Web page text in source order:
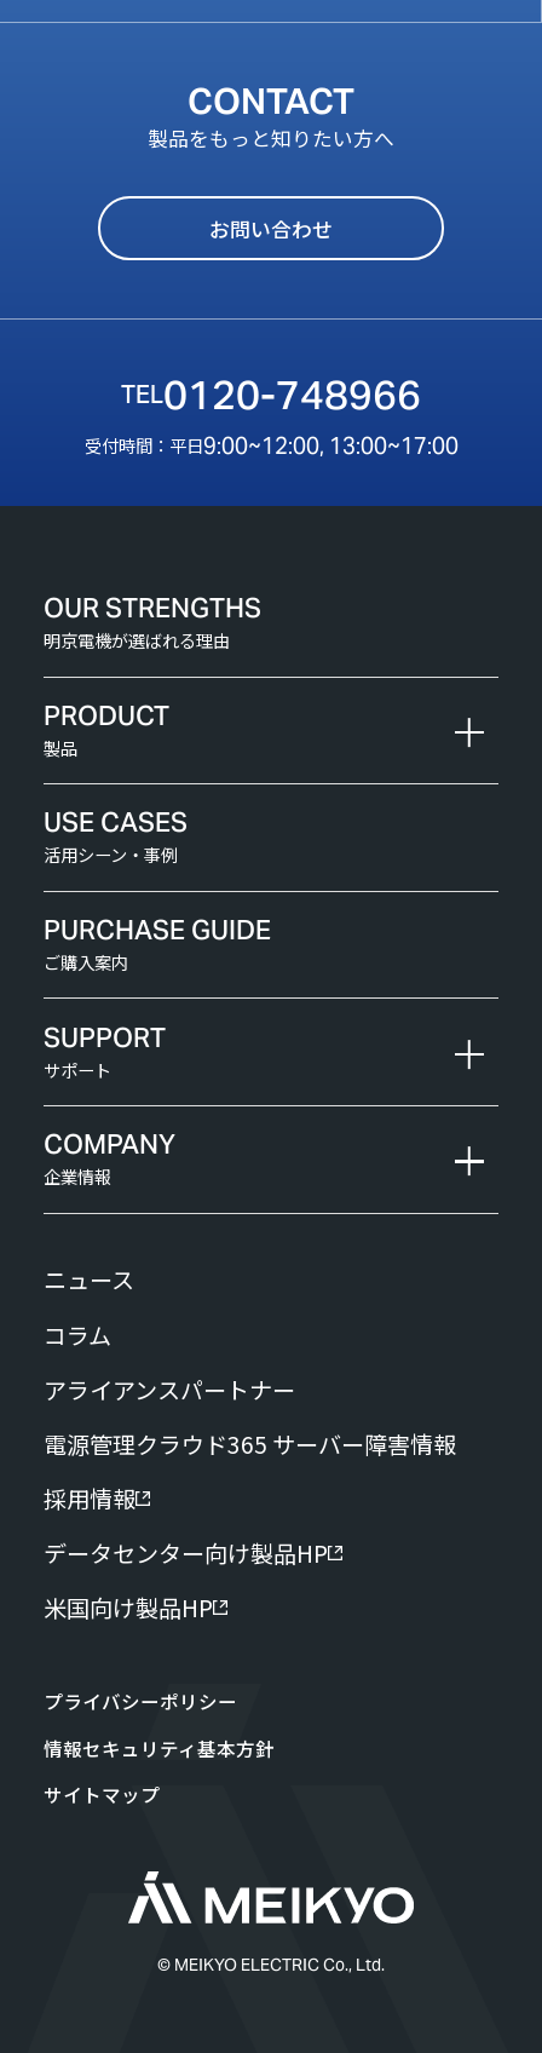
CONTACT
製品をもっと知りたい方へ
お問い合わせ
0120-748966
受付時間：平日9:00~12:00, 13:00~17:00
OUR STRENGTHS
明京電機が選ばれる理由
PRODUCT
製品
USE CASES
活用シーン・事例
PURCHASE GUIDE
ご購入案内
SUPPORT
サポート
COMPANY
企業情報
ニュース
コラム
アライアンスパートナー
電源管理クラウド365 サーバー障害情報
採用情報
データセンター向け製品HP
米国向け製品HP
プライバシーポリシー
情報セキュリティ基本方針
サイトマップ
© MEIKYO ELECTRIC Co., Ltd.